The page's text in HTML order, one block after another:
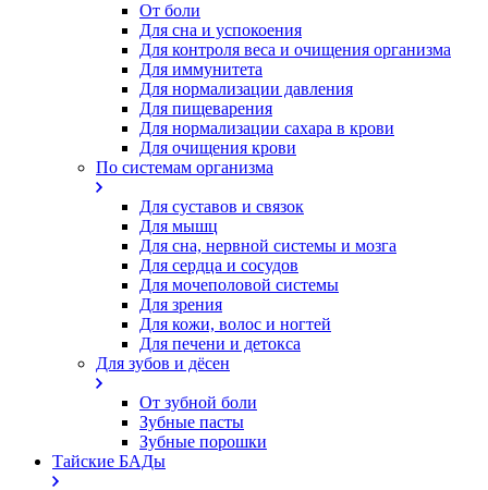
От боли
Для сна и успокоения
Для контроля веса и очищения организма
Для иммунитета
Для нормализации давления
Для пищеварения
Для нормализации сахара в крови
Для очищения крови
По системам организма
Для суставов и связок
Для мышц
Для сна, нервной системы и мозга
Для сердца и сосудов
Для мочеполовой системы
Для зрения
Для кожи, волос и ногтей
Для печени и детокса
Для зубов и дёсен
От зубной боли
Зубные пасты
Зубные порошки
Тайские БАДы